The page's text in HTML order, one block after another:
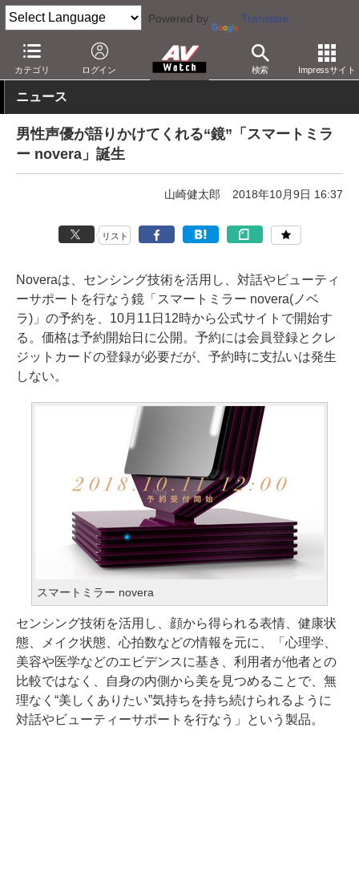
Powered by Translate
カテゴリ ログイン 検索 Impressサイト
AV Watch 製品 AV周辺機器
ニュース
男性声優が語りかけてくれる“鏡”「スマートミラ
ー novera」誕生
山崎健太郎 2018年10月9日 16:37
リスト
Noveraは、センシング技術を活用し、対話やビューティ
ーサポートを行なう鏡「スマートミラー novera(ノベ
ラ)」の予約を、10月11日12時から公式サイトで開始す
る。価格は予約開始日に公開。予約には会員登録とクレ
ジットカードの登録が必要だが、予約時に支払いは発生
しない。
スマートミラー novera
センシング技術を活用し、顔から得られる表情、健康状
態、メイク状態、心拍数などの情報を元に、「心理学、
美容や医学などのエビデンスに基き、利用者が他者との
比較ではなく、自身の内側から美を見つめることで、無
理なく“美しくありたい”気持ちを持ち続けられるように
対話やビューティーサポートを行なう」という製品。